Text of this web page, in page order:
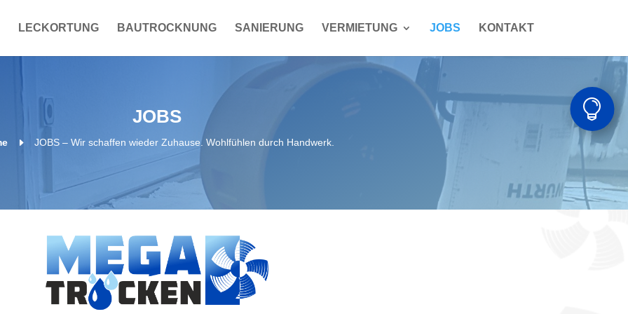
LECKORTUNG BAUTROCKNUNG SANIERUNG VERMIETUNG JOBS KONTAKT

JOBS
E JOBS – Wir schaffen wieder Zuhause. Wohlfühlen durch Handwerk.